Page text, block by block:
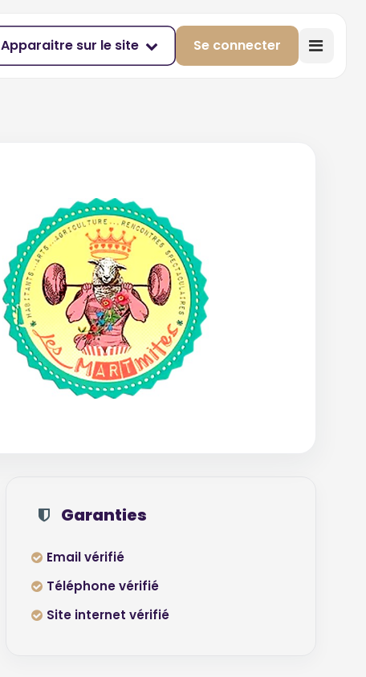
Apparaitre sur le site Se connecter
Garanties
Email vérifié
Téléphone vérifié
Site internet vérifié